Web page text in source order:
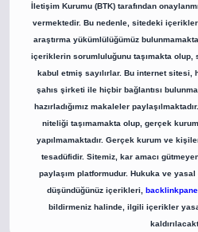
İletişim Kurumu (BTK) tarafından
vermektedir. Bu nedenle, sitedeki
araştırma yükümlülüğümüz
içeriklerin sorumluluğunu taşımakta
kabul etmiş sayılırlar. Bu internet sitesi,
şahıs şirketi ile hiçbir bağlantısı
hazırladığımız makaleler
niteliği taşımamakta olup, gerçek
yapılmamaktadır. Gerçek kurum ve
tesadüfidir. Sitemiz, kar amacı
paylaşım platformudur. Hukuka ve yasal
düşündüğünüz içerikleri,
bildirmeniz halinde, ilgili içerikler